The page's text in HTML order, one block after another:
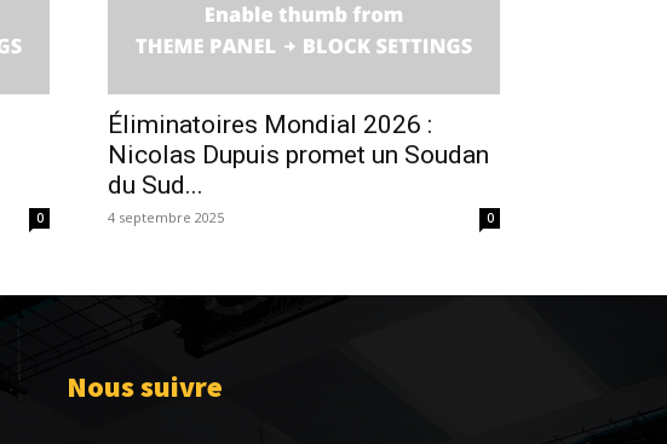
0
Éliminatoires Mondial 2026 :
Nicolas Dupuis promet un Soudan
du Sud...
4 septembre 2025 0
Nous suivre